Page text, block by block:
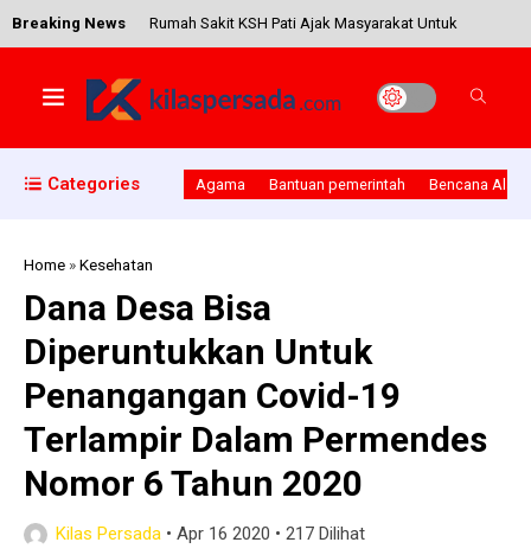
Breaking News Rumah Sakit KSH Pati Ajak Masyarakat Untuk
Razia Miras, Polsek Kayen Berhasil Sita Pulahan
Bupati Klaten Resmikan Water Park Wonoboyo
Kecamatan Jogonalan
Dalam Rangka Germas, Bupati Ajak Pola Hidup
Bersih dan Sehat Dengan Cuci Tangan Sebelum
Menyentuh Makanan
Categories Agama Bantuan pemerintah Bencana Alam
Home »Kesehatan
Dana Desa Bisa
Diperuntukkan Untuk
Penangangan Covid-19
Terlampir Dalam Permendes
Nomor 6 Tahun 2020
Kilas Persada • Apr 16 2020 • 217 Dilihat